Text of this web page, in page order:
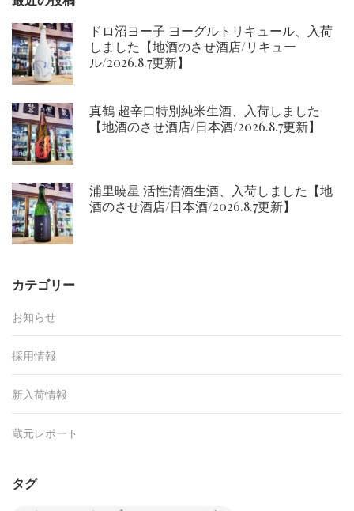
ドロ沼ヨー子 ヨーグルトリキュール、入荷
しました【地酒のさせ酒店/リキュー
ル/2026.8.7更新】
真鶴 超辛口特別純米生酒、入荷しました
【地酒のさせ酒店/日本酒/2026.8.7更新】
浦里暁星 活性清酒生酒、入荷しました【地
酒のさせ酒店/日本酒/2026.8.7更新】
カテゴリー
お知らせ
採用情報
新入荷情報
蔵元レポート
タグ